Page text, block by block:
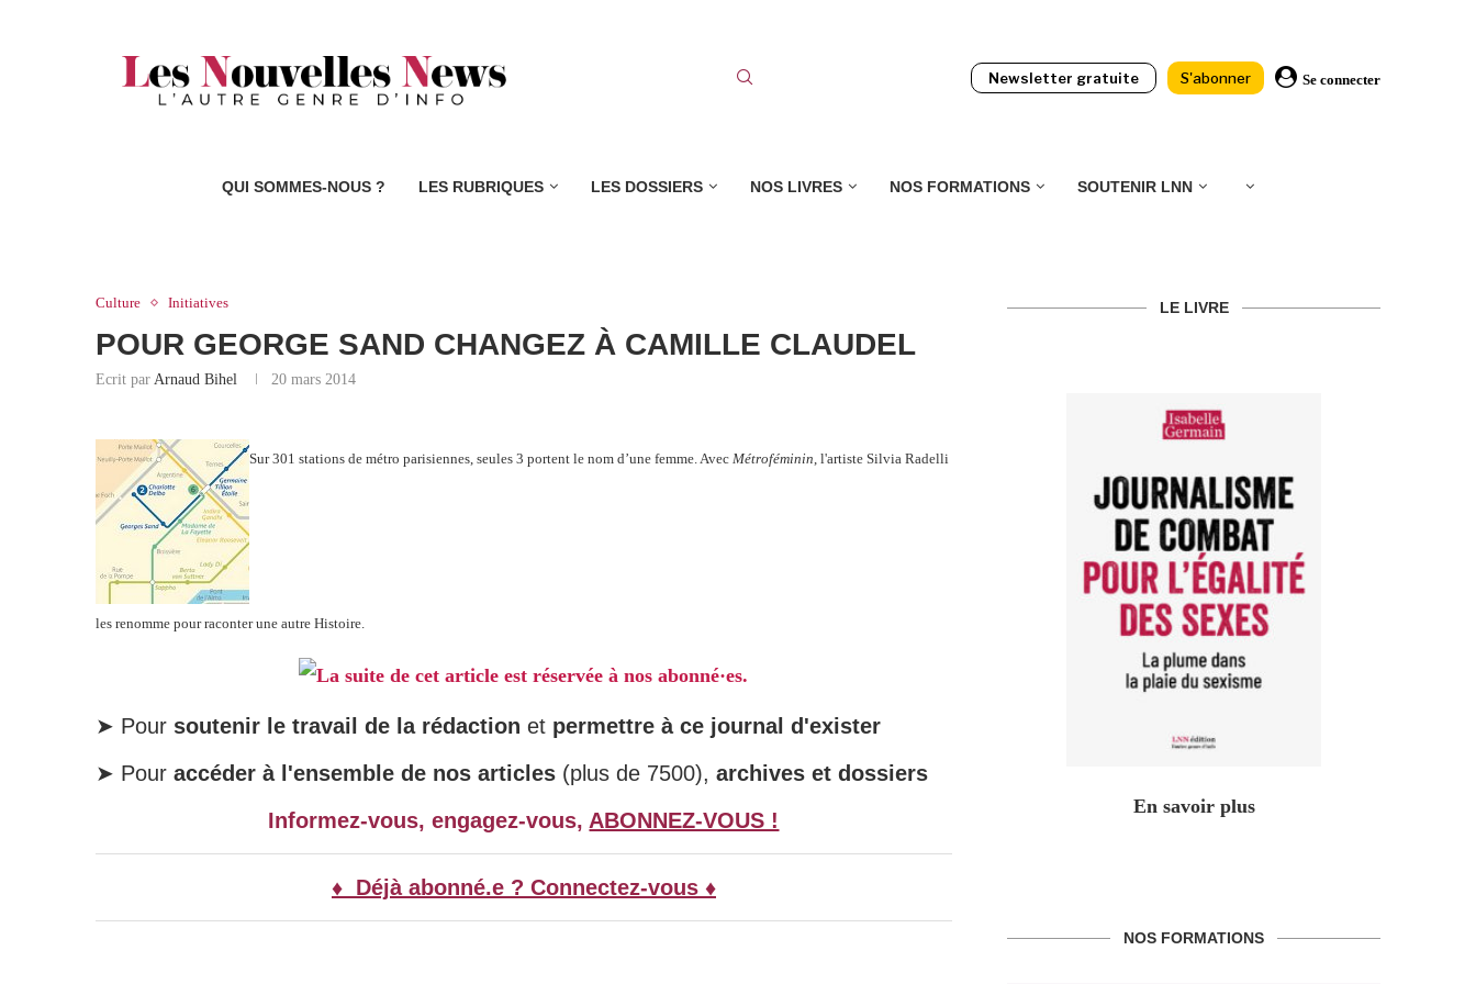
Newsletter gratuite S'abonner Se connecter
QUI SOMMES-NOUS ? LES RUBRIQUES LES DOSSIERS NOS LIVRES NOS FORMATIONS SOUTENIR LNN
Culture Initiatives
POUR GEORGE SAND CHANGEZ À CAMILLE CLAUDEL
Ecrit par Arnaud Bihel 20 mars 2014
Sur 301 stations de métro parisiennes, seules 3 portent le nom d’une femme. Avec Métroféminin, l'artiste Silvia Radelli
les renomme pour raconter une autre Histoire.
La suite de cet article est réservée à nos abonné·es.
➤ Pour soutenir le travail de la rédaction et permettre à ce journal d'exister
➤ Pour accéder à l'ensemble de nos articles (plus de 7500), archives et dossiers
Informez-vous, engagez-vous, ABONNEZ-VOUS !
♦ Déjà abonné.e ? Connectez-vous ♦
LE LIVRE
En savoir plus
NOS FORMATIONS